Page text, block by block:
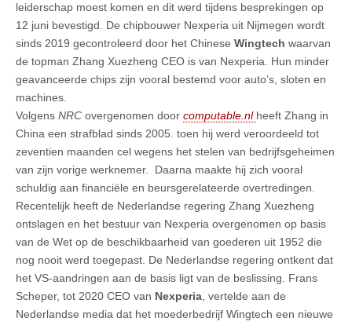
leiderschap moest komen en dit werd tijdens besprekingen op
12 juni bevestigd. De chipbouwer Nexperia uit Nijmegen wordt
sinds 2019 gecontroleerd door het Chinese Wingtech waarvan
de topman Zhang Xuezheng CEO is van Nexperia. Hun minder
geavanceerde chips zijn vooral bestemd voor auto’s, sloten en
machines.
Volgens NRC overgenomen door computable.nl heeft Zhang in
China een strafblad sinds 2005. toen hij werd veroordeeld tot
zeventien maanden cel wegens het stelen van bedrijfsgeheimen
van zijn vorige werknemer. Daarna maakte hij zich vooral
schuldig aan financiële en beursgerelateerde overtredingen.
Recentelijk heeft de Nederlandse regering Zhang Xuezheng
ontslagen en het bestuur van Nexperia overgenomen op basis
van de Wet op de beschikbaarheid van goederen uit 1952 die
nog nooit werd toegepast. De Nederlandse regering ontkent dat
het VS-aandringen aan de basis ligt van de beslissing. Frans
Scheper, tot 2020 CEO van Nexperia, vertelde aan de
Nederlandse media dat het moederbedrijf Wingtech een nieuwe